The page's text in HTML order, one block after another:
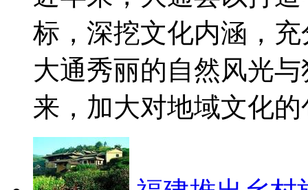
标，深挖文化内涵，
大通秀丽的自然风光
来，加大对地域文化的